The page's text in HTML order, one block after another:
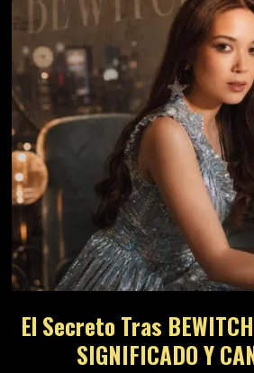
El Secreto Tras
SIGNIFICADO Y